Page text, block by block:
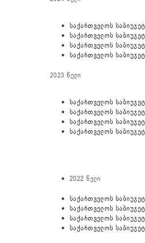
საქართველოს
საქართველოს
საქართველოს
საქართველოს
2023 წელი
საქართველოს
საქართველოს
საქართველოს
საქართველოს
2022 წელი
საქართველოს
საქართველოს
საქართველოს
საქართველოს